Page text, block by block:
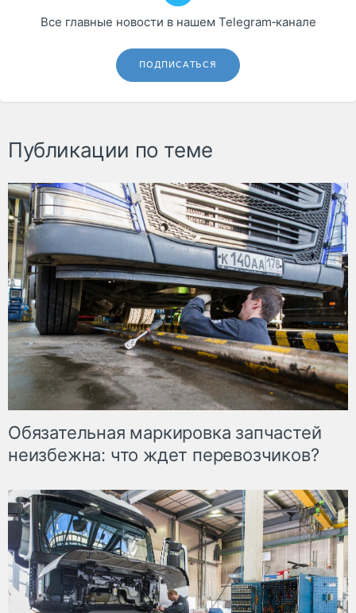
Все главные новости в нашем Telegram‑канале
ПОДПИСАТЬСЯ
Публикации по теме
Обязательная маркировка запчастей
неизбежна: что ждет перевозчиков?